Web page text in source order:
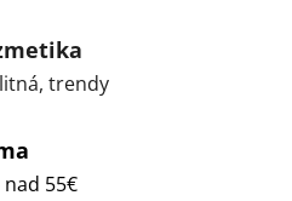
trendy
55€